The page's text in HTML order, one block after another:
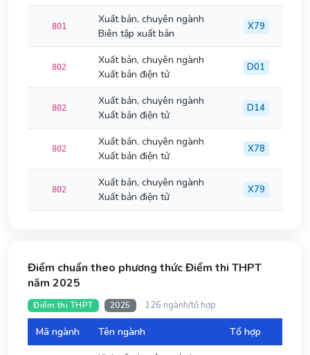
801
Xuất bản, chuyên ngành
Biên tập xuất bản
X79
802
Xuất bản, chuyên ngành
Xuất bản điện tử
D01
802
Xuất bản, chuyên ngành
Xuất bản điện tử
D14
802
Xuất bản, chuyên ngành
Xuất bản điện tử
X78
802
Xuất bản, chuyên ngành
Xuất bản điện tử
X79
Điểm chuẩn theo phương thức Điểm thi THPT
năm 2025
Điểm thi THPT 2025 126 ngành/tổ hợp
Mã ngành Tên ngành Tổ hợp